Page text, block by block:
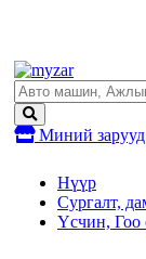
Миний зарууд
Нүүр
Сургалт,
Үсчин, Гоо